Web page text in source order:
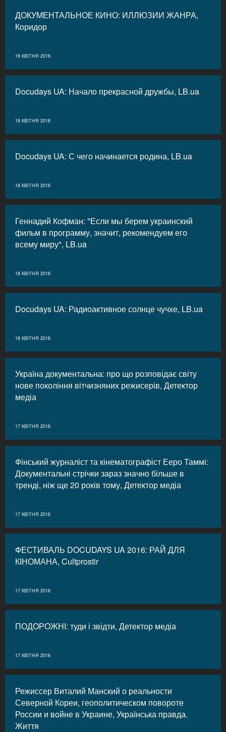
ДОКУМЕНТАЛЬНОЕ КИНО: ИЛЛЮЗИИ ЖАНРА,
Коридор
18 КВІТНЯ 2016
Docudays UA: Начало прекрасной дружбы, LB.ua
18 КВІТНЯ 2016
Docudays UA: С чего начинается родина, LB.ua
18 КВІТНЯ 2016
Геннадий Кофман: "Если мы берем украинский
фильм в программу, значит, рекомендуем его
всему миру", LB.ua
18 КВІТНЯ 2016
Docudays UA: Радиоактивное солнце чучхе, LB.ua
18 КВІТНЯ 2016
Україна документальна: про що розповідає світу
нове покоління вітчизняних режисерів, Детектор
медіа
17 КВІТНЯ 2016
Фінський журналіст та кінематографіст Ееро Таммі:
Документальні стрічки зараз значно більше в
тренді, ніж ще 20 років тому, Детектор медіа
17 КВІТНЯ 2016
ФЕСТИВАЛЬ DOCUDAYS UA 2016: РАЙ ДЛЯ
КІНОМАНА, Cultprostir
17 КВІТНЯ 2016
ПОДОРОЖНІ: туди і звідти, Детектор медіа
17 КВІТНЯ 2016
Режиссер Виталий Манский о реальности
Северной Кореи, геополитическом повороте
России и войне в Украине, Українська правда.
Життя